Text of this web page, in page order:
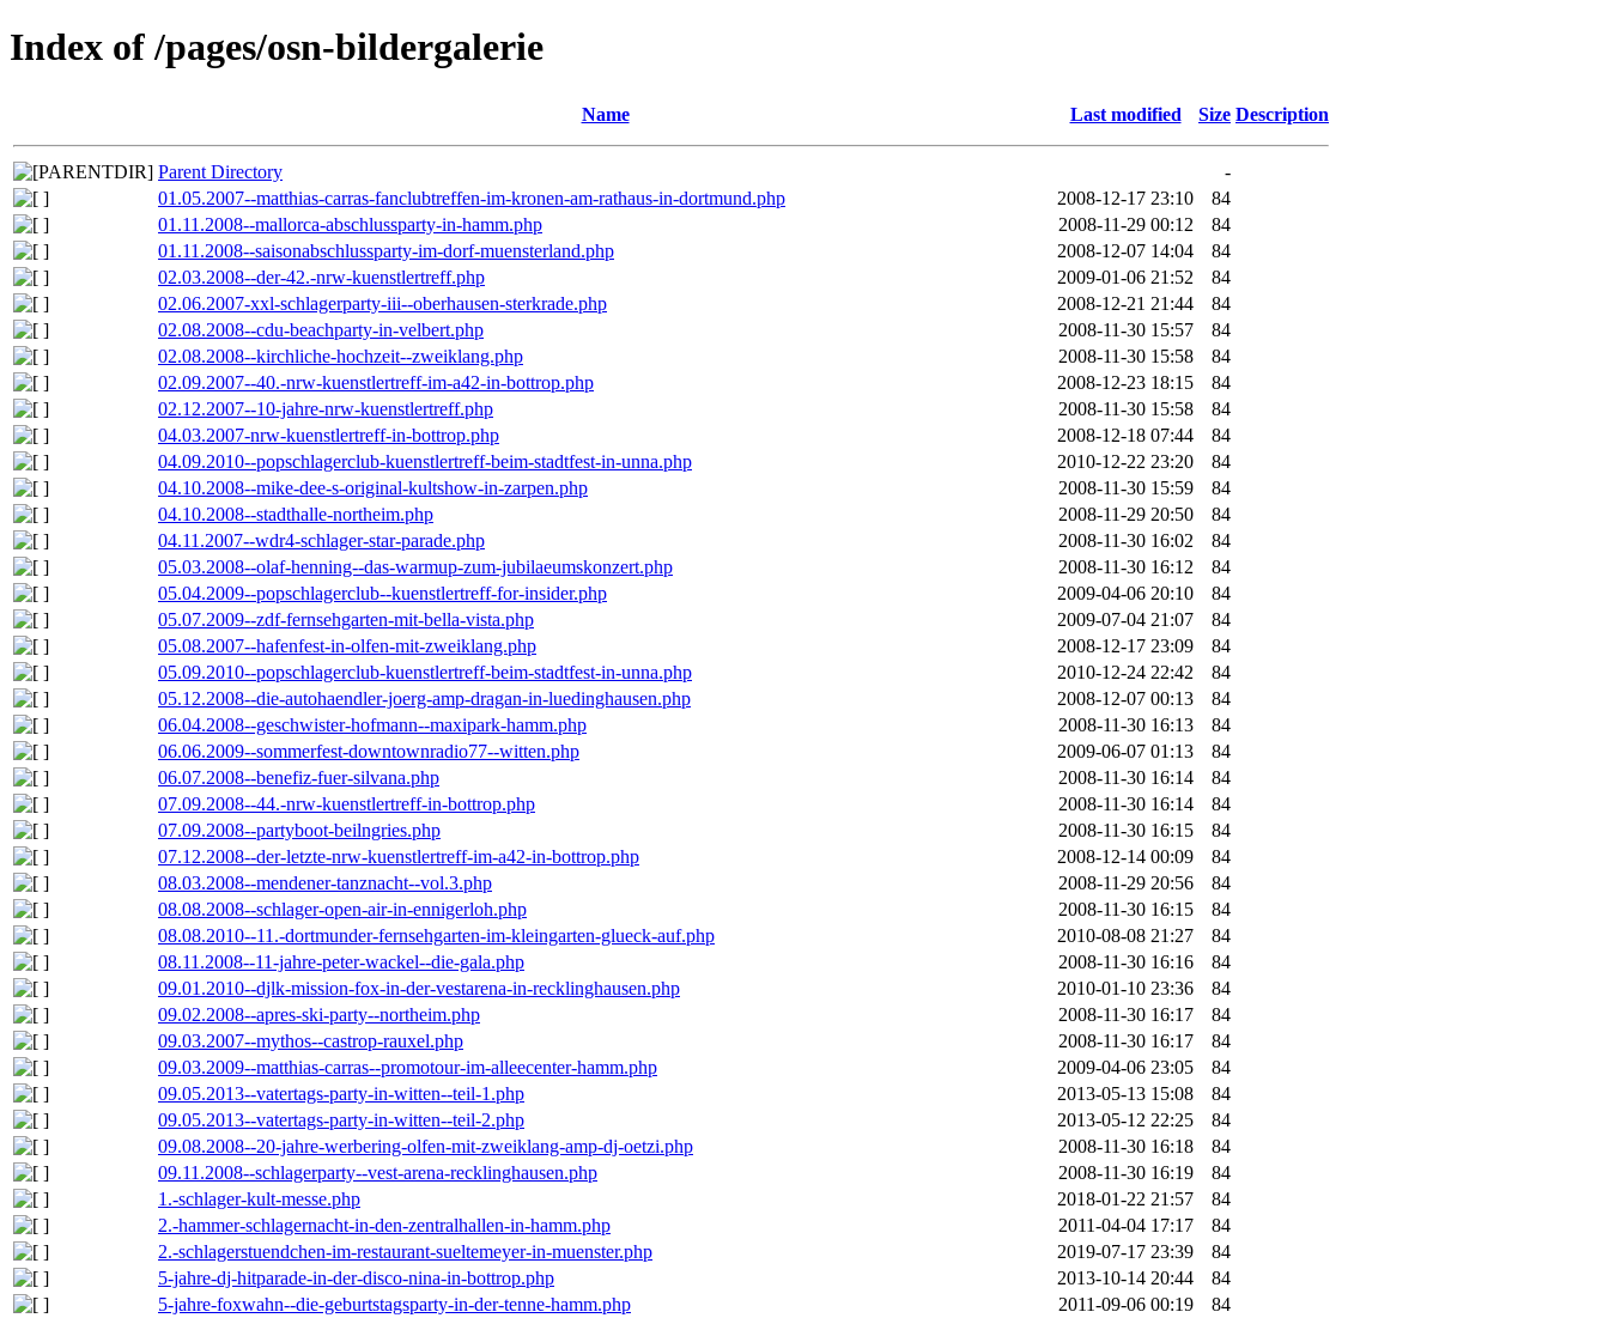
Index of /pages/osn-bildergalerie
Name Last modified Size Description
Parent Directory
-
01.05.2007--matthias-carras-fanclubtreffen-im-kronen-am-rathaus-in-dortmund.php
2008-12-17 23:10
84
01.11.2008--mallorca-abschlussparty-in-hamm.php
2008-11-29 00:12
84
01.11.2008--saisonabschlussparty-im-dorf-muensterland.php
2008-12-07 14:04
84
02.03.2008--der-42.-nrw-kuenstlertreff.php
2009-01-06 21:52
84
02.06.2007-xxl-schlagerparty-iii--oberhausen-sterkrade.php
2008-12-21 21:44
84
02.08.2008--cdu-beachparty-in-velbert.php
2008-11-30 15:57
84
02.08.2008--kirchliche-hochzeit--zweiklang.php
2008-11-30 15:58
84
02.09.2007--40.-nrw-kuenstlertreff-im-a42-in-bottrop.php
2008-12-23 18:15
84
02.12.2007--10-jahre-nrw-kuenstlertreff.php
2008-11-30 15:58
84
04.03.2007-nrw-kuenstlertreff-in-bottrop.php
2008-12-18 07:44
84
04.09.2010--popschlagerclub-kuenstlertreff-beim-stadtfest-in-unna.php
2010-12-22 23:20
84
04.10.2008--mike-dee-s-original-kultshow-in-zarpen.php
2008-11-30 15:59
84
04.10.2008--stadthalle-northeim.php
2008-11-29 20:50
84
04.11.2007--wdr4-schlager-star-parade.php
2008-11-30 16:02
84
05.03.2008--olaf-henning--das-warmup-zum-jubilaeumskonzert.php
2008-11-30 16:12
84
05.04.2009--popschlagerclub--kuenstlertreff-for-insider.php
2009-04-06 20:10
84
05.07.2009--zdf-fernsehgarten-mit-bella-vista.php
2009-07-04 21:07
84
05.08.2007--hafenfest-in-olfen-mit-zweiklang.php
2008-12-17 23:09
84
05.09.2010--popschlagerclub-kuenstlertreff-beim-stadtfest-in-unna.php
2010-12-24 22:42
84
05.12.2008--die-autohaendler-joerg-amp-dragan-in-luedinghausen.php
2008-12-07 00:13
84
06.04.2008--geschwister-hofmann--maxipark-hamm.php
2008-11-30 16:13
84
06.06.2009--sommerfest-downtownradio77--witten.php
2009-06-07 01:13
84
06.07.2008--benefiz-fuer-silvana.php
2008-11-30 16:14
84
07.09.2008--44.-nrw-kuenstlertreff-in-bottrop.php
2008-11-30 16:14
84
07.09.2008--partyboot-beilngries.php
2008-11-30 16:15
84
07.12.2008--der-letzte-nrw-kuenstlertreff-im-a42-in-bottrop.php
2008-12-14 00:09
84
08.03.2008--mendener-tanznacht--vol.3.php
2008-11-29 20:56
84
08.08.2008--schlager-open-air-in-ennigerloh.php
2008-11-30 16:15
84
08.08.2010--11.-dortmunder-fernsehgarten-im-kleingarten-glueck-auf.php
2010-08-08 21:27
84
08.11.2008--11-jahre-peter-wackel--die-gala.php
2008-11-30 16:16
84
09.01.2010--djlk-mission-fox-in-der-vestarena-in-recklinghausen.php
2010-01-10 23:36
84
09.02.2008--apres-ski-party--northeim.php
2008-11-30 16:17
84
09.03.2007--mythos--castrop-rauxel.php
2008-11-30 16:17
84
09.03.2009--matthias-carras--promotour-im-alleecenter-hamm.php
2009-04-06 23:05
84
09.05.2013--vatertags-party-in-witten--teil-1.php
2013-05-13 15:08
84
09.05.2013--vatertags-party-in-witten--teil-2.php
2013-05-12 22:25
84
09.08.2008--20-jahre-werbering-olfen-mit-zweiklang-amp-dj-oetzi.php
2008-11-30 16:18
84
09.11.2008--schlagerparty--vest-arena-recklinghausen.php
2008-11-30 16:19
84
1.-schlager-kult-messe.php
2018-01-22 21:57
84
2.-hammer-schlagernacht-in-den-zentralhallen-in-hamm.php
2011-04-04 17:17
84
2.-schlagerstuendchen-im-restaurant-sueltemeyer-in-muenster.php
2019-07-17 23:39
84
5-jahre-dj-hitparade-in-der-disco-nina-in-bottrop.php
2013-10-14 20:44
84
5-jahre-foxwahn--die-geburtstagsparty-in-der-tenne-hamm.php
2011-09-06 00:19
84